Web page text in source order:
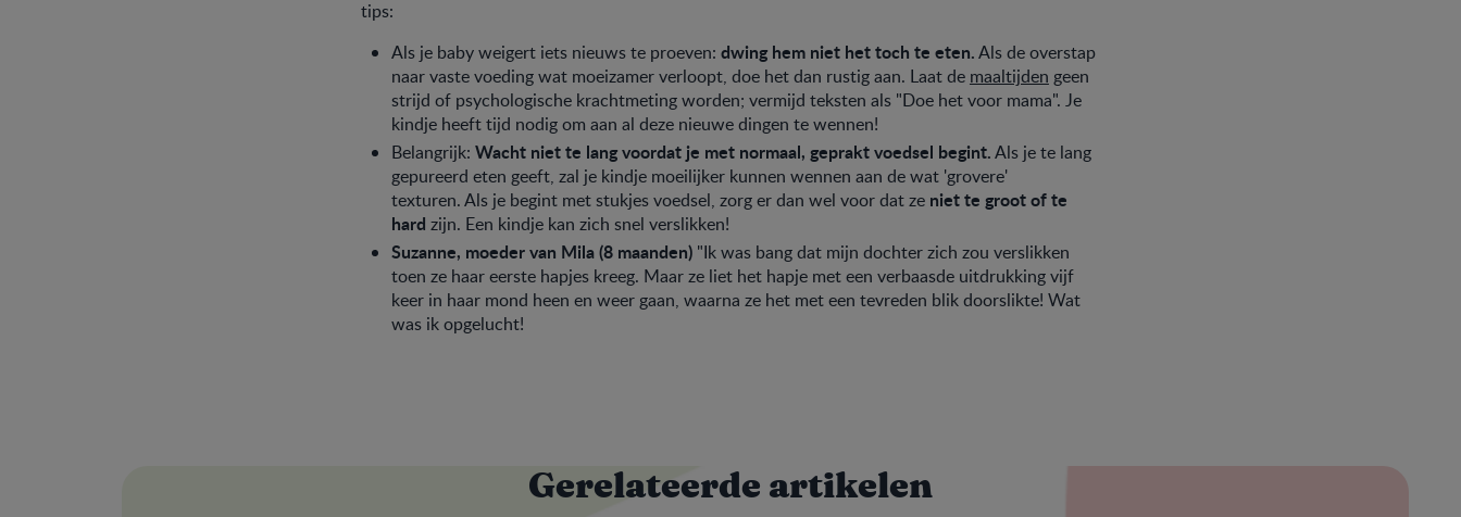
tips:
Als je baby weigert iets nieuws te proeven: dwing hem niet het toch te eten.Als de overstap
naar vaste voeding wat moeizamer verloopt, doe het dan rustig aan. Laat de maaltijden geen
strijd of psychologische krachtmeting worden; vermijd teksten als "Doe het voor mama". Je
kindje heeft tijd nodig om aan al deze nieuwe dingen te wennen!
Belangrijk: Wacht niet te lang voordat je met normaal, geprakt voedsel begint.Als je te lang
gepureerd eten geeft, zal je kindje moeilijker kunnen wennen aan de wat 'grovere'
texturen. Als je begint met stukjes voedsel, zorg er dan wel voor dat ze niet te groot of te
hard zijn. Een kindje kan zich snel verslikken!
Suzanne, moeder van Mila (8 maanden)"Ik was bang dat mijn dochter zich zou verslikken
toen ze haar eerste hapjes kreeg. Maar ze liet het hapje met een verbaasde uitdrukking vijf
keer in haar mond heen en weer gaan, waarna ze het met een tevreden blik doorslikte! Wat
was ik opgelucht!
Gerelateerde artikelen